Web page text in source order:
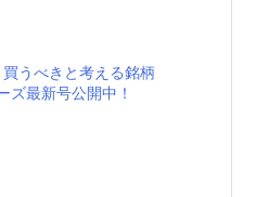
うべきと考える銘柄
ズ最新号公開中！